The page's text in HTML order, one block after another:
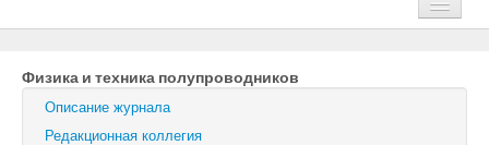
Журнал технической физики
Письма в Журнал технической физики
Физика и техника полупроводников
Описание журнала
Редакционная коллегия